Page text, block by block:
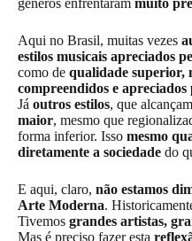
gêneros enfrentaram muito
Aqui no Brasil, muitas vezes
estilos musicais apreciados
como de qualidade superior,
compreendidos e
Já outros estilos, que
maior, mesmo que
forma inferior. Isso mesmo
diretamente a sociedade do
E aqui, claro, não estamos
Arte Moderna.
Tivemos grandes artistas,
Mas é preciso fazer esta